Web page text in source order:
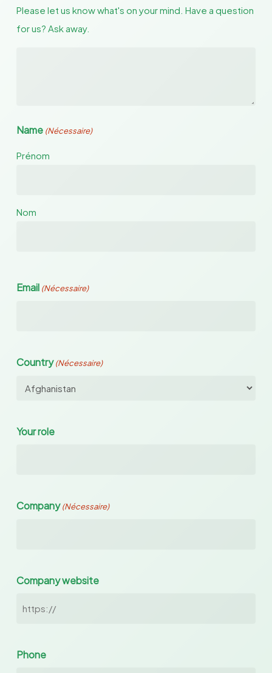
Please let us know what's on your mind. Have a question
for us? Ask away.
Name (Nécessaire)
Prénom
Nom
Email (Nécessaire)
Country (Nécessaire)
Your role
Company (Nécessaire)
Company website
Phone